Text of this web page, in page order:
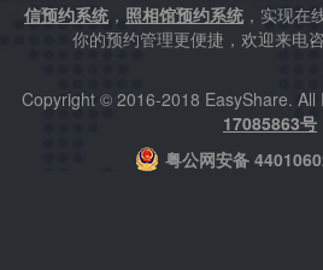
信预约系统 ， 照相馆预约系统 ，实现在
你的预约管理更便捷，欢迎来电
Copyright © 2016-2018 EasyShare. All
17085863号
粤公网安备